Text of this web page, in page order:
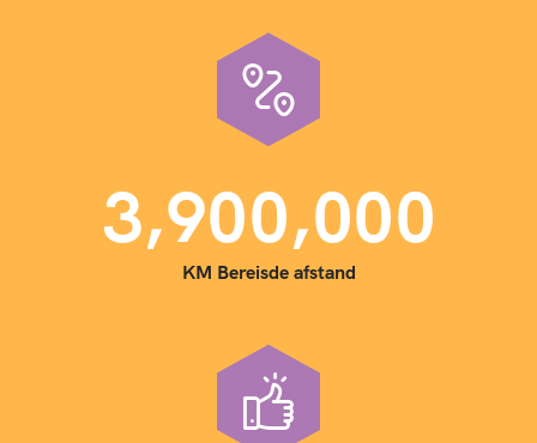
3,900,000
KM Bereisde afstand